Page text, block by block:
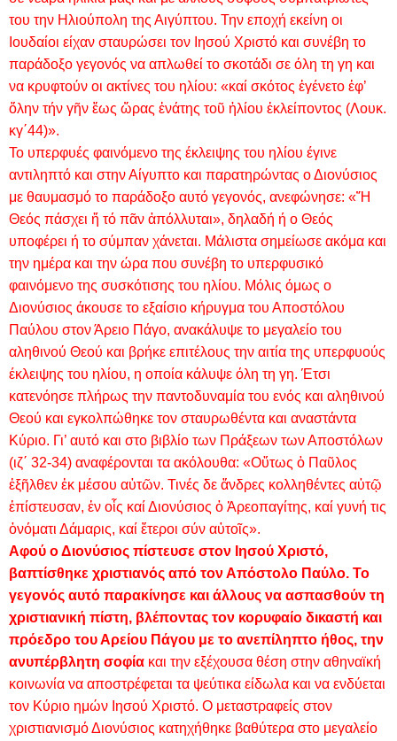
του την Ηλιούπολη της Αιγύπτου. Την εποχή εκείνη οι
Ιουδαίοι είχαν σταυρώσει τον Ιησού Χριστό και συνέβη το
παράδοξο γεγονός να απλωθεί το σκοτάδι σε όλη τη γη και
να κρυφτούν οι ακτίνες του ηλίου: «καί σκότος ἐγένετο ἐφ’
ὅλην τήν γῆν ἕως ὥρας ἐνάτης τοῦ ἡλίου ἐκλείποντος (Λουκ.
κγ΄44)».
Το υπερφυές φαινόμενο της έκλειψης του ηλίου έγινε
αντιληπτό και στην Αίγυπτο και παρατηρώντας ο Διονύσιος
με θαυμασμό το παράδοξο αυτό γεγονός, ανεφώνησε: «Ἤ
Θεός πάσχει ἤ τό πᾶν ἀπόλλυται», δηλαδή ή ο Θεός
υποφέρει ή το σύμπαν χάνεται. Μάλιστα σημείωσε ακόμα και
την ημέρα και την ώρα που συνέβη το υπερφυσικό
φαινόμενο της συσκότισης του ηλίου. Μόλις όμως ο
Διονύσιος άκουσε το εξαίσιο κήρυγμα του Αποστόλου
Παύλου στον Άρειο Πάγο, ανακάλυψε το μεγαλείο του
αληθινού Θεού και βρήκε επιτέλους την αιτία της υπερφυούς
έκλειψης του ηλίου, η οποία κάλυψε όλη τη γη. Έτσι
κατενόησε πλήρως την παντοδυναμία του ενός και αληθινού
Θεού και εγκολπώθηκε τον σταυρωθέντα και αναστάντα
Κύριο. Γι’ αυτό και στο βιβλίο των Πράξεων των Αποστόλων
(ιζ΄ 32-34) αναφέρονται τα ακόλουθα: «Οὕτως ὁ Παῦλος
ἐξῆλθεν ἐκ μέσου αὐτῶν. Τινές δε ἄνδρες κολληθέντες αὐτῷ
ἐπίστευσαν, ἐν οἷς καί Διονύσιος ὁ Ἀρεοπαγίτης, καί γυνή τις
ὀνόματι Δάμαρις, καί ἕτεροι σύν αὐτοῖς».
Αφού ο Διονύσιος πίστευσε στον Ιησού Χριστό,
βαπτίσθηκε χριστιανός από τον Απόστολο Παύλο. Το
γεγονός αυτό παρακίνησε και άλλους να ασπασθούν τη
χριστιανική πίστη, βλέποντας τον κορυφαίο δικαστή και
πρόεδρο του Αρείου Πάγου με το ανεπίληπτο ήθος, την
ανυπέρβλητη σοφία και την εξέχουσα θέση στην αθηναϊκή
κοινωνία να αποστρέφεται τα ψεύτικα είδωλα και να ενδύεται
τον Κύριο ημών Ιησού Χριστό. Ο μεταστραφείς στον
χριστιανισμό Διονύσιος κατηχήθηκε βαθύτερα στο μεγαλείο